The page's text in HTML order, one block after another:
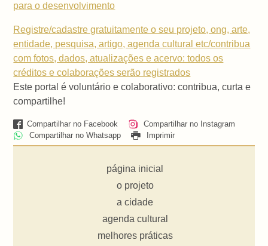
para o desenvolvimento
Registre/cadastre gratuitamente o seu projeto, ong, arte,
entidade, pesquisa, artigo, agenda cultural etc/contribua
com fotos, dados, atualizações e acervo: todos os
créditos e colaborações serão registrados
Este portal é voluntário e colaborativo: contribua, curta e
compartilhe!
Compartilhar no Facebook
Compartilhar no Instagram
Compartilhar no Whatsapp
Imprimir
página inicial
o projeto
a cidade
agenda cultural
melhores práticas